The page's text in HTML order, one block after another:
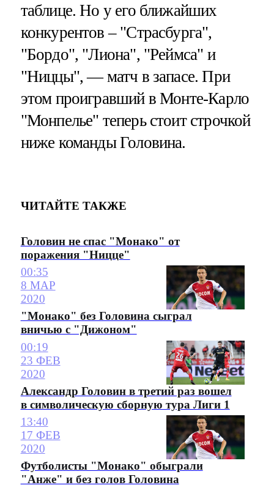
таблице. Но у его ближайших
конкурентов – "Страсбурга",
"Бордо", "Лиона", "Реймса" и
"Ниццы", — матч в запасе. При
этом проигравший в Монте-Карло
"Монпелье" теперь стоит строчкой
ниже команды Головина.
ЧИТАЙТЕ ТАКЖЕ
Головин не спас "Монако" от
поражения "Ницце"
00:35
8 МАР
2020
"Монако" без Головина сыграл
вничью с "Дижоном"
00:19
23 ФЕВ
2020
Александр Головин в третий раз вошел
в символическую сборную тура Лиги 1
13:40
17 ФЕВ
2020
Футболисты "Монако" обыграли
"Анже" и без голов Головина